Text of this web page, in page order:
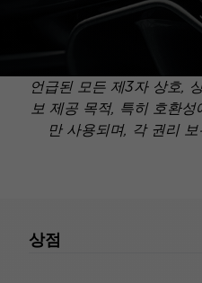
언급된 모든 제3자 상호,
보 제공 목적, 특히 호환
만 사용되며, 각 권리
상점